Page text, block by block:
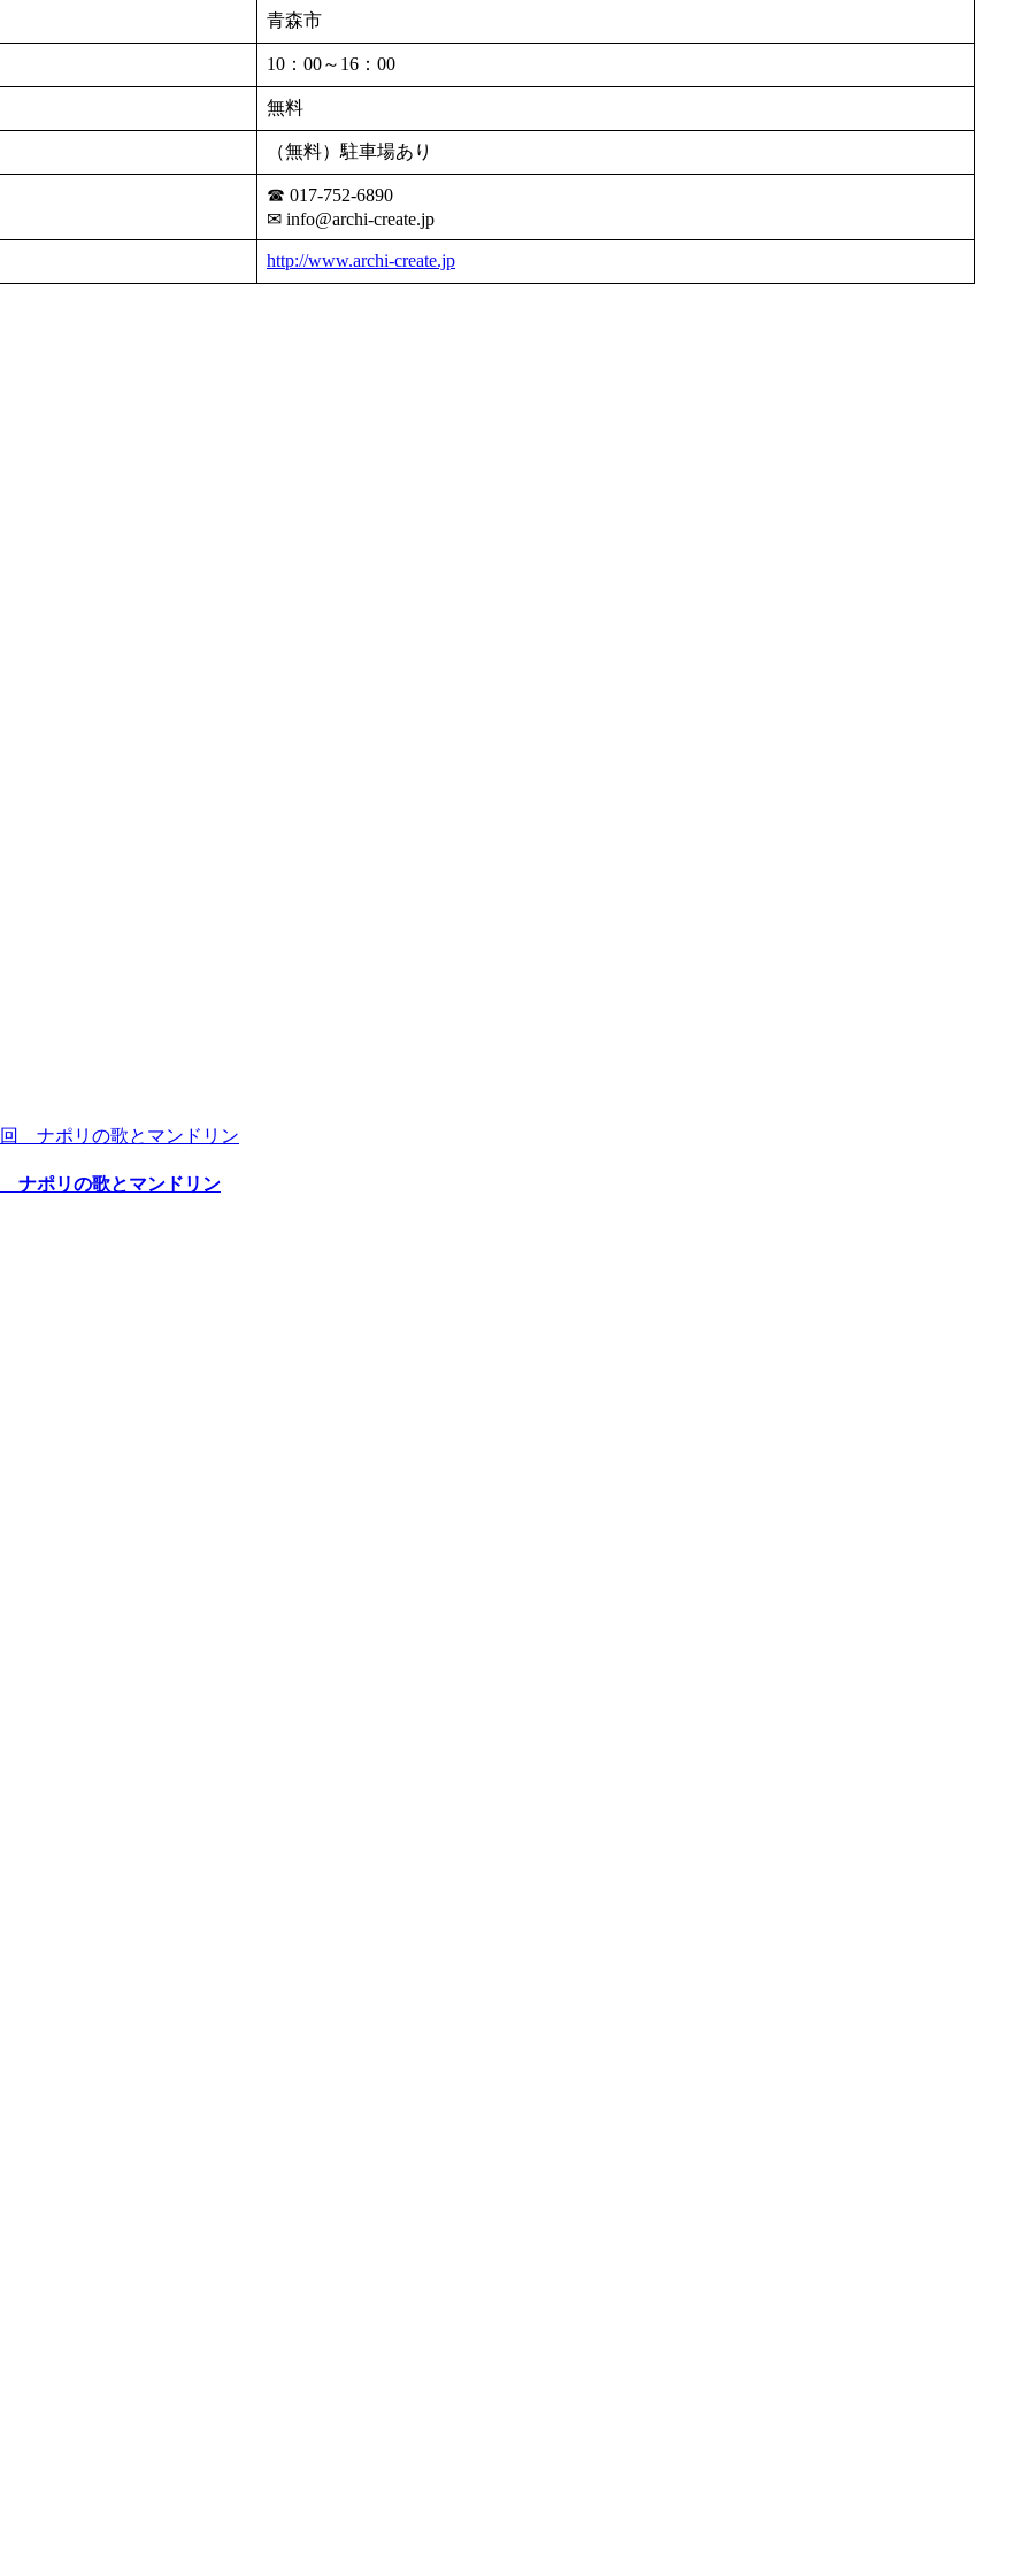
青森市
10：00～16：00
無料
（無料）駐車場あり
☎ 017-752-6890
✉ info@archi-create.jp
http://www.archi-create.jp
ナポリの歌とマンドリン